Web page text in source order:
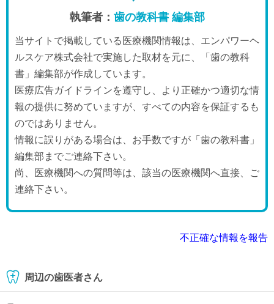
執筆者： 歯の教科書 編集部
当サイトで掲載している医療機関情報は、エンパワーヘ
ルスケア株式会社で実施した取材を元に、「歯の教科
書」編集部が作成しています。
医療広告ガイドラインを遵守し、より正確かつ適切な情
報の提供に努めていますが、すべての内容を保証するも
のではありません。
情報に誤りがある場合は、お手数ですが「歯の教科書」
編集部までご連絡下さい。
尚、医療機関への質問等は、該当の医療機関へ直接、ご
連絡下さい。
不正確な情報を報告
周辺の歯医者さん